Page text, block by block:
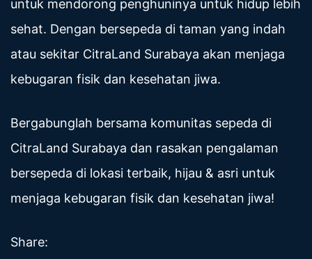
untuk mendorong penghuninya untuk hidup lebih
sehat. Dengan bersepeda di taman yang indah
atau sekitar CitraLand Surabaya akan menjaga
kebugaran fisik dan kesehatan jiwa.
Bergabunglah bersama komunitas sepeda di
CitraLand Surabaya dan rasakan pengalaman
bersepeda di lokasi terbaik, hijau & asri untuk
menjaga kebugaran fisik dan kesehatan jiwa!
Share: